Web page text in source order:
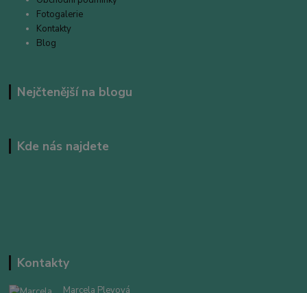
Fotogalerie
Kontakty
Blog
Nejčtenější na blogu
Kde nás najdete
Kontakty